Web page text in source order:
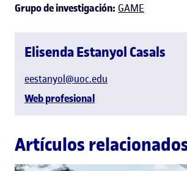
Grupo de investigación: GAME
Elisenda Estanyol Casals
eestanyol@uoc.edu
Web profesional
Artículos